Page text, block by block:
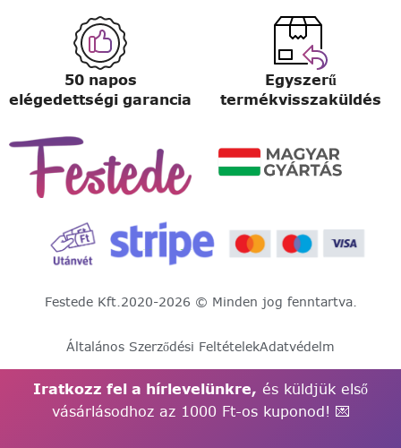
50 napos
elégedettségi garancia
Egyszerű
termékvisszaküldés
Festede Kft.2020-2026 © Minden jog fenntartva.
Általános Szerződési FeltételekAdatvédelm
Iratkozz fel a hírlevelünkre, és küldjük első
vásárlásodhoz az 1000 Ft-os kuponod! 💌